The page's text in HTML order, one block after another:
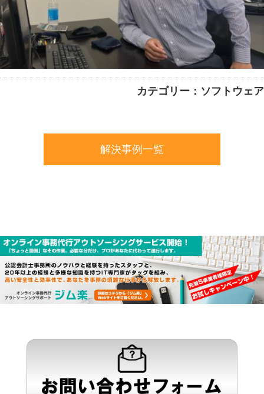
カテゴリー：ソフトウェア
解決事例一覧